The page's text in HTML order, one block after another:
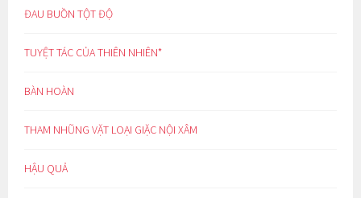
ĐAU BUỒN TỘT ĐỘ
TUYỆT TÁC CỦA THIÊN NHIÊN*
BÀN HOÀN
THAM NHŨNG VẶT LOẠI GIẶC NỘI XÂM
HẬU QUẢ